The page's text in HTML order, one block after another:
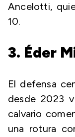
Ancelotti,
10.
3. Éder
El defensa
desde 2023
calvario
una rotura